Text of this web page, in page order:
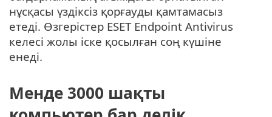
нұсқасы үздіксіз қорғауды қамтамасыз
етеді. Өзгерістер ESET Endpoint Antivirus
келесі жолы іске қосылған соң күшіне
енеді.
Менде 3000 шақты